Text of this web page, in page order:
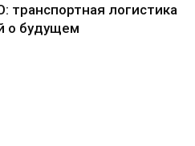
транспортная логистика
о будущем